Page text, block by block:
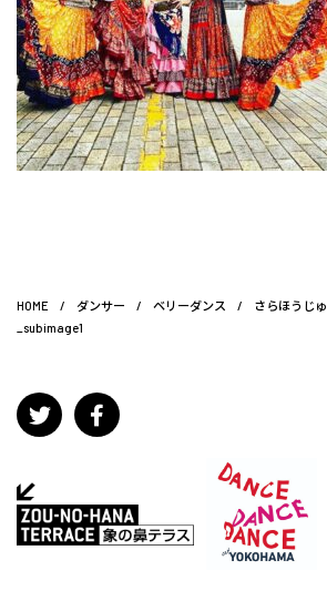
HOME / ダンサー / ベリーダンス / さらほうじゅ
_subimage1